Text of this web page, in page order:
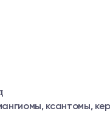
ксантомы,